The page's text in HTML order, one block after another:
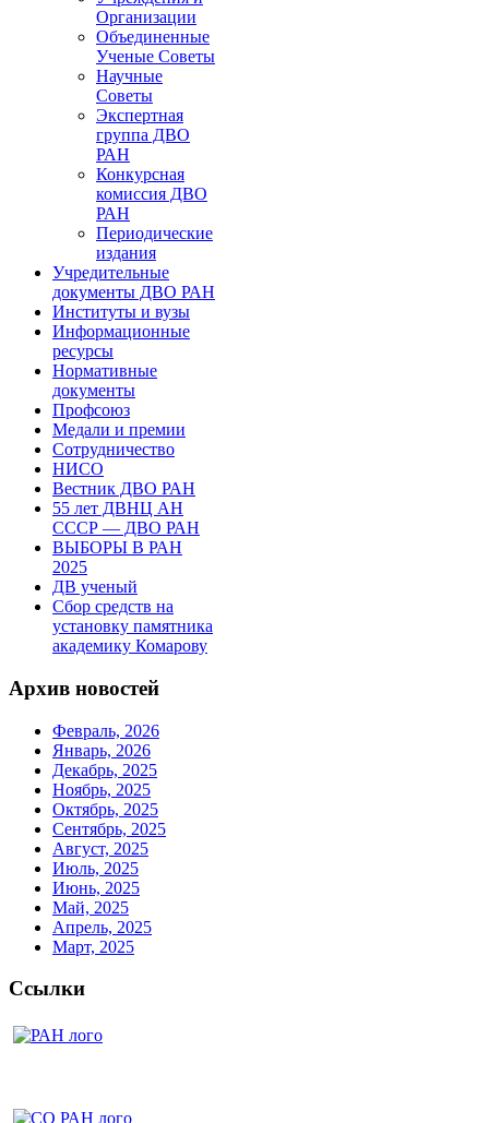
Организации
Объединенные
Ученые Советы
Научные
Советы
Экспертная
группа ДВО
РАН
Конкурсная
комиссия ДВО
РАН
Периодические
издания
Учредительные
документы ДВО РАН
Институты и вузы
Информационные
ресурсы
Нормативные
документы
Профсоюз
Медали и премии
Сотрудничество
НИСО
Вестник ДВО РАН
55 лет ДВНЦ АН
СССР — ДВО РАН
ВЫБОРЫ В РАН
2025
ДВ ученый
Сбор средств на
установку памятника
академику Комарову
Архив новостей
Февраль, 2026
Январь, 2026
Декабрь, 2025
Ноябрь, 2025
Октябрь, 2025
Сентябрь, 2025
Август, 2025
Июль, 2025
Июнь, 2025
Май, 2025
Апрель, 2025
Март, 2025
Ссылки